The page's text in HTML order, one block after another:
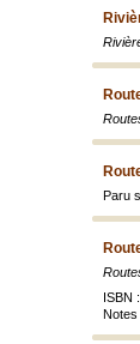
Paru
ISBN
Notes